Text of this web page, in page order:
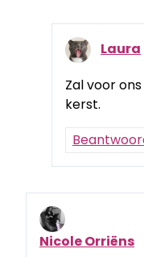
Laura
Zal voor
kerst.
Nicole Orriëns